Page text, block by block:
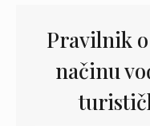
Pravilnik
načinu